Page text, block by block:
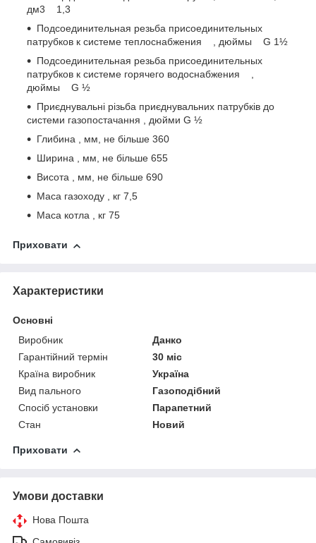
дм3 1,3
Подсоединительная резьба присоединительных
патрубков к системе теплоснабжения , дюймы G 1½
Подсоединительная резьба присоединительных
патрубков к системе горячего водоснабжения ,
дюймы G ½
Приєднувальні різьба приєднувальних патрубків до
системи газопостачання , дюйми G ½
Глибина , мм, не більше 360
Ширина , мм, не більше 655
Висота , мм, не більше 690
Маса газоходу , кг 7,5
Маса котла , кг 75
Приховати
Характеристики
Основні
Виробник
Данко
Гарантійний термін
30 міс
Країна виробник
Україна
Вид пального
Газоподібний
Спосіб установки
Парапетний
Стан
Новий
Приховати
Умови доставки
Нова Пошта